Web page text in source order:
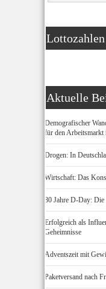
Aktuelle
Demografischer
für den
Drogen: In
Wirtschaft: Das
80 Jahre D-Day:
Erfolgreich als
Geheimnisse
Adventszeit mit
Paketversand nach